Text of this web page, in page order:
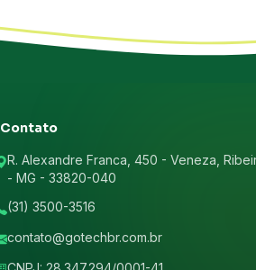
Contato
R. Alexandre Franca, 450 - Veneza,
- MG - 33820-040
(31) 3500-3516
contato@gotechbr.com.br